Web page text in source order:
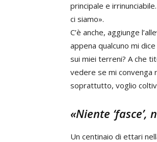
principale e
ci siamo».
C’è anche, aggiunge
appena qualcuno mi
sui miei terreni? A che
vedere se mi convenga
soprattutto, voglio
«Niente
Un centinaio di ettari